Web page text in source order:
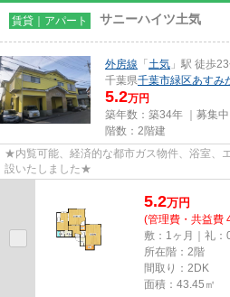
賃貸｜アパート サニーハイツ土気
外房線 「 土気 」駅 徒歩
千葉県千葉市緑区あすみ
5.2万円
築年数：築34年 ｜募集中
階数：2階建
★内覧可能、経済的な都市ガス物件、浴室、
設いたしました★
5.2万円
(管理費・共益費
敷：1ヶ月｜礼：
所在階：2階
間取り：2DK
面積：43.45㎡